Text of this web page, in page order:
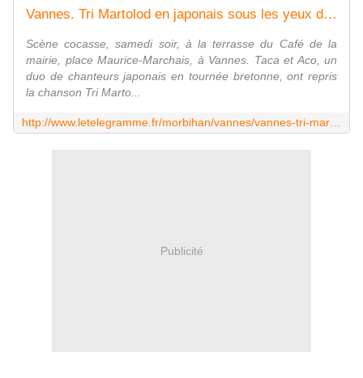
Vannes. Tri Martolod en japonais sous les yeux d'Alan Stivell
Scène cocasse, samedi soir, à la terrasse du Café de la
mairie, place Maurice-Marchais, à Vannes. Taca et Aco, un
duo de chanteurs japonais en tournée bretonne, ont repris
la chanson Tri Marto...
Publicité